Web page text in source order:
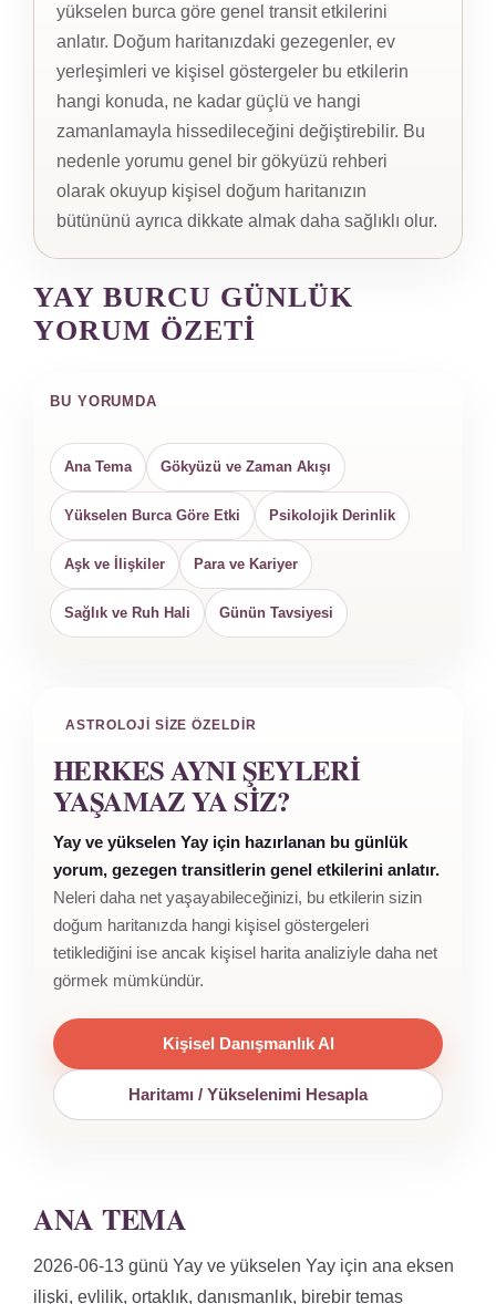
yükselen burca göre genel transit etkilerini
anlatır. Doğum haritanızdaki gezegenler, ev
yerleşimleri ve kişisel göstergeler bu etkilerin
hangi konuda, ne kadar güçlü ve hangi
zamanlamayla hissedileceğini değiştirebilir. Bu
nedenle yorumu genel bir gökyüzü rehberi
olarak okuyup kişisel doğum haritanızın
bütününü ayrıca dikkate almak daha sağlıklı olur.
YAY BURCU GÜNLÜK
YORUM ÖZETI
BU YORUMDA
Ana Tema Gökyüzü ve Zaman Akışı
Yükselen Burca Göre Etki Psikolojik Derinlik
Aşk ve İlişkiler Para ve Kariyer
Sağlık ve Ruh Hali Günün Tavsiyesi
ASTROLOJI SIZE ÖZELDIR
HERKES AYNI ŞEYLERI
YAŞAMAZ YA SIZ?
Yay ve yükselen Yay için hazırlanan bu günlük
yorum, gezegen transitlerin genel etkilerini anlatır.
Neleri daha net yaşayabileceğinizi, bu etkilerin sizin
doğum haritanızda hangi kişisel göstergeleri
tetiklediğini ise ancak kişisel harita analiziyle daha net
görmek mümkündür.
Kişisel Danışmanlık Al
Haritamı / Yükselenimi Hesapla
ANA TEMA
2026-06-13 günü Yay ve yükselen Yay için ana eksen
ilişki, evlilik, ortaklık, danışmanlık, birebir temas